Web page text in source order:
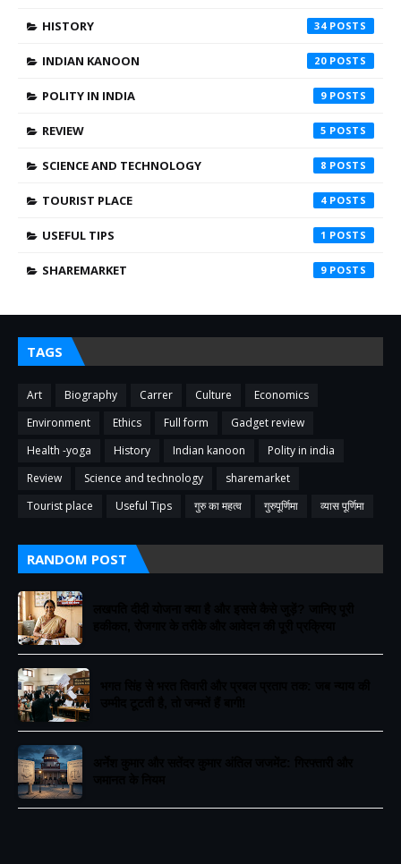
HISTORY 34
INDIAN KANOON 20
POLITY IN INDIA 9
REVIEW 5
SCIENCE AND TECHNOLOGY 8
TOURIST PLACE 4
USEFUL TIPS 1
SHAREMARKET 9
TAGS
Art Biography Carrer Culture
Economics
Environment
Ethics Full form
Gadget review
Health -yoga
History Indian kanoon
Polity in india
Review
Science and technology
sharemarket
Tourist place
Useful Tips गुरु का महत्व गुरुपूर्णिमा व्यास पूर्णिमा
RANDOM POST